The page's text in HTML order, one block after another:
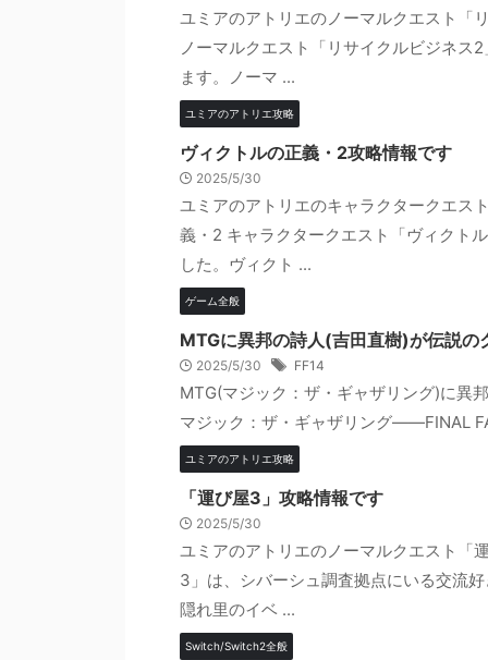
ユミアのアトリエのノーマルクエスト「
ノーマルクエスト「リサイクルビジネス
ます。ノーマ ...
ユミアのアトリエ攻略
ヴィクトルの正義・2攻略情報です
2025/5/30
ユミアのアトリエのキャラクタークエス
義・2 キャラクタークエスト「ヴィクト
した。ヴィクト ...
ゲーム全般
MTGに異邦の詩人(吉田直樹)が伝説の
2025/5/30 FF14
MTG(マジック：ザ・ギャザリング)に異
マジック：ザ・ギャザリング——FINAL
ユミアのアトリエ攻略
「運び屋3」攻略情報です
2025/5/30
ユミアのアトリエのノーマルクエスト「
3」は、シバーシュ調査拠点にいる交流
隠れ里のイベ ...
Switch/Switch2全般